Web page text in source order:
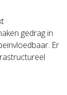
gedrag in
Er